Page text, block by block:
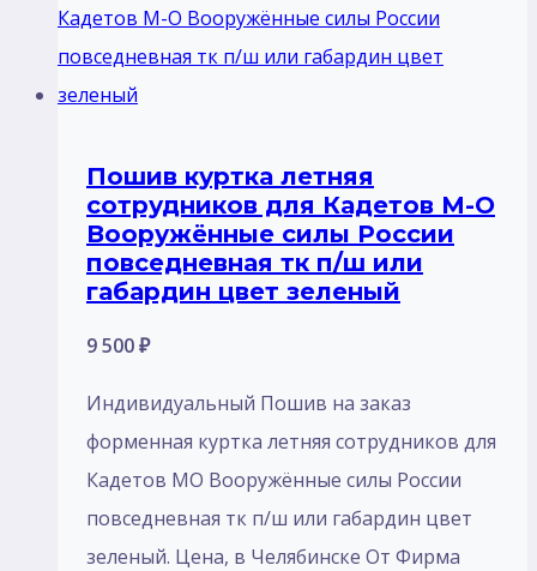
Пошив куртка летняя
сотрудников для Кадетов М-О
Вооружённые силы России
повседневная тк п/ш или
габардин цвет зеленый
9 500₽
Индивидуальный Пошив на заказ
форменная куртка летняя сотрудников для
Кадетов МО Вооружённые силы России
повседневная тк п/ш или габардин цвет
зеленый. Цена, в Челябинске От Фирма